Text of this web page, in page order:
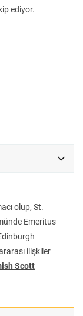
ediyor.
meydana
zamana uzanan
de dikkatle
ne denli bir
oldukları ve
dakik
devinimler,
olup, St.
Emeritus
ilişkiler
Scott